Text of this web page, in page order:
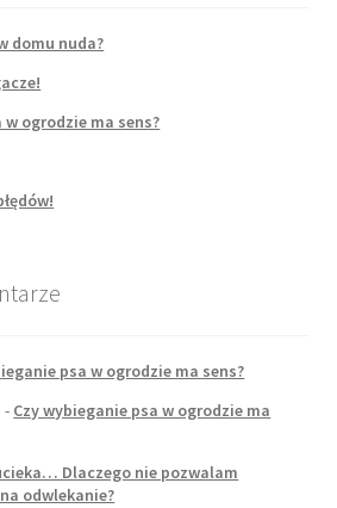
domu nuda?
ogrodzie ma sens?
psa w ogrodzie ma sens?
- Czy wybieganie psa w ogrodzie ma
Dlaczego nie pozwalam
odwlekanie?